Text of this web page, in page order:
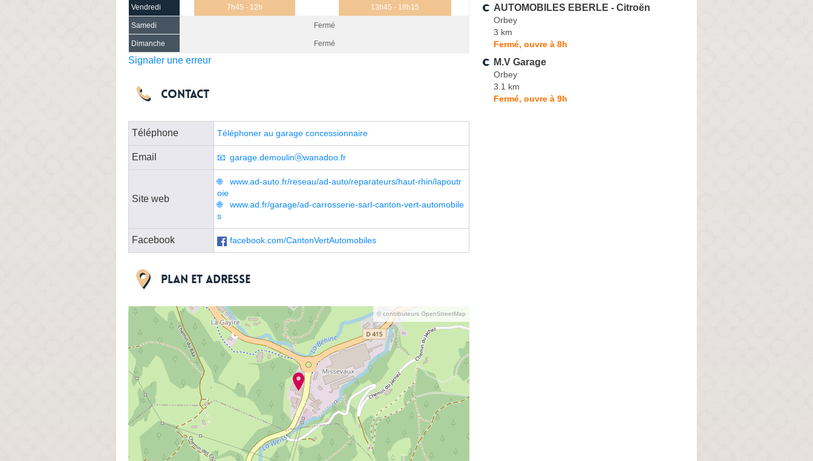
Vendredi 7h45 - 12h 13h45 - 18h15
Samedi Fermé
Dimanche Fermé
Signaler une erreur
Contact
Téléphone Téléphoner au garage concessionnaire
Email garage.demoulinⓐwanadoo.fr
Site web
www.ad-auto.fr/reseau/ad-auto/reparateurs/haut-rhin/lapoutr
oie
www.ad.fr/garage/ad-carrosserie-sarl-canton-vert-automobile
s
Facebook facebook.com/CantonVertAutomobiles
Plan et adresse
© contributeurs OpenStreetMap
AUTOMOBILES EBERLE - Citroën
Orbey
3 km
Fermé, ouvre à 8h
M.V Garage
Orbey
3.1 km
Fermé, ouvre à 9h